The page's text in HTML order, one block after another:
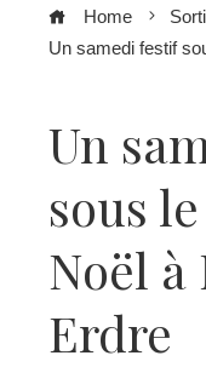
Home
Un samedi festif
Un
sous
Noël
Erdre